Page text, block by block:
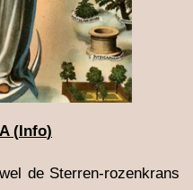
(Info)
de Sterren-rozenkrans